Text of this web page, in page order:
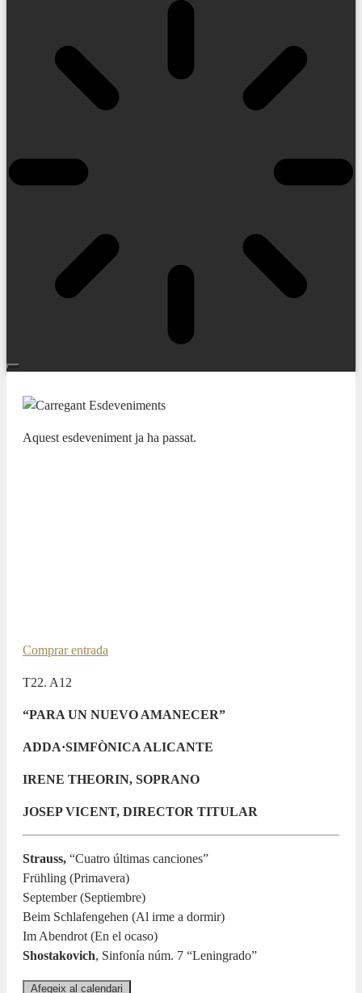
Aquest esdeveniment ja ha passat.
Comprar entrada
T22. A12
“PARA UN NUEVO AMANECER”
ADDA·SIMFÒNICA ALICANTE
IRENE THEORIN, SOPRANO
JOSEP VICENT, DIRECTOR TITULAR
Strauss, “Cuatro últimas canciones”
Frühling (Primavera)
September (Septiembre)
Beim Schlafengehen (Al irme a dormir)
Im Abendrot (En el ocaso)
Shostakovich, Sinfonía núm. 7 “Leningrado”